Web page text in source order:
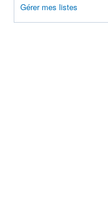
Gérer mes listes